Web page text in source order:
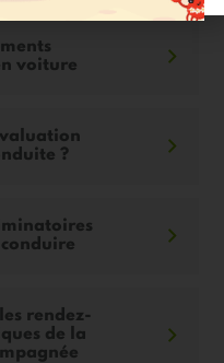
voiture
?
rendez-
de la